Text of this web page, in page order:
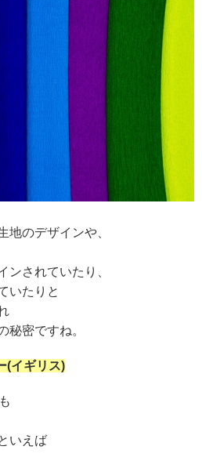
地のデザインや、
ンされていたり、
いたりと
秘密ですね。
イギリス)
いえば